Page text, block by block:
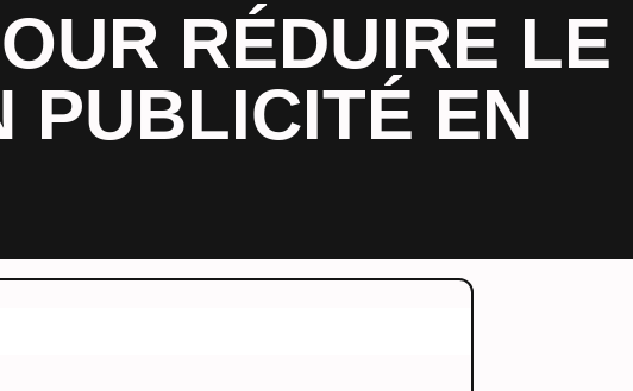
RÉDUIRE LE
PUBLICITÉ EN